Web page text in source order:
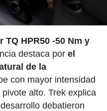
HPR50 -50 Nm y
destaca por el
de la
con mayor intensidad
alto. Trek explica
debatieron